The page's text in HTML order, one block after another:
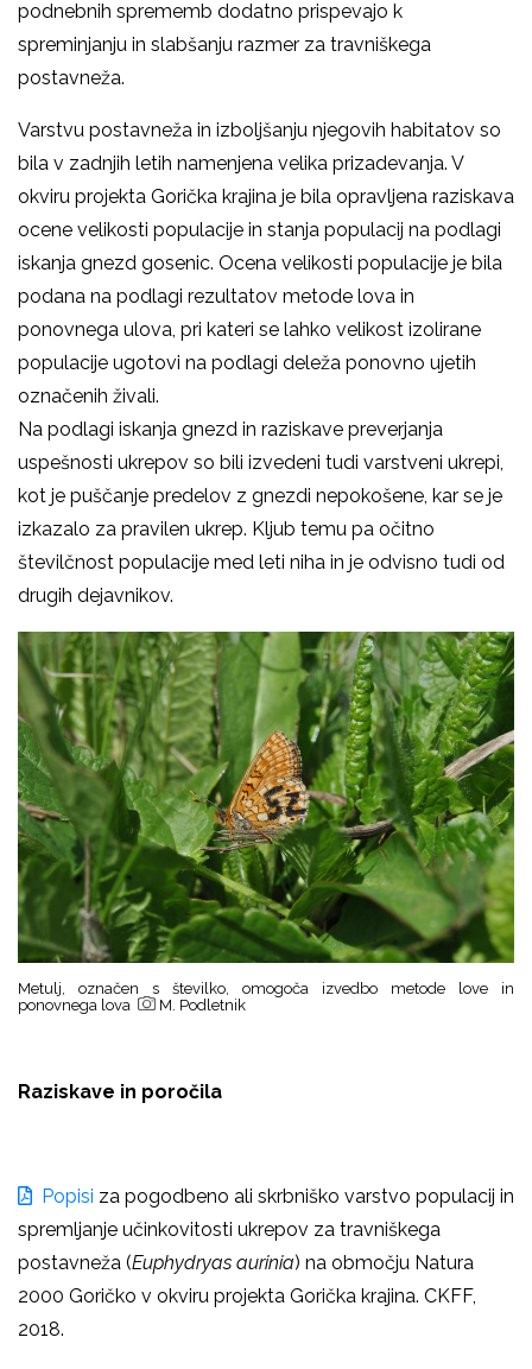
podnebnih sprememb dodatno prispevajo k
spreminjanju in slabšanju razmer za travniškega
postavneža.
Varstvu postavneža in izboljšanju njegovih habitatov so
bila v zadnjih letih namenjena velika prizadevanja. V
okviru projekta Gorička krajina je bila opravljena raziskava
ocene velikosti populacije in stanja populacij na podlagi
iskanja gnezd gosenic. Ocena velikosti populacije je bila
podana na podlagi rezultatov metode lova in
ponovnega ulova, pri kateri se lahko velikost izolirane
populacije ugotovi na podlagi deleža ponovno ujetih
označenih živali.
Na podlagi iskanja gnezd in raziskave preverjanja
uspešnosti ukrepov so bili izvedeni tudi varstveni ukrepi,
kot je puščanje predelov z gnezdi nepokošene, kar se je
izkazalo za pravilen ukrep. Kljub temu pa očitno
številčnost populacije med leti niha in je odvisno tudi od
drugih dejavnikov.
Metulj, označen s številko, omogoča izvedbo metode love in
ponovnega lova
M. Podletnik
Raziskave in poročila
Popisi za pogodbeno ali skrbniško varstvo populacij in
spremljanje učinkovitosti ukrepov za travniškega
postavneža (Euphydryas aurinia) na območju Natura
2000 Goričko v okviru projekta Gorička krajina. CKFF,
2018.